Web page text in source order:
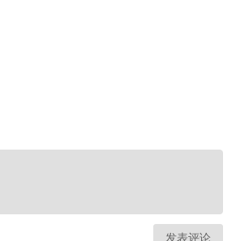
梅媛菲@明明如月Mia 王小月@小月咻月呀 孙熹鹤
发表评论